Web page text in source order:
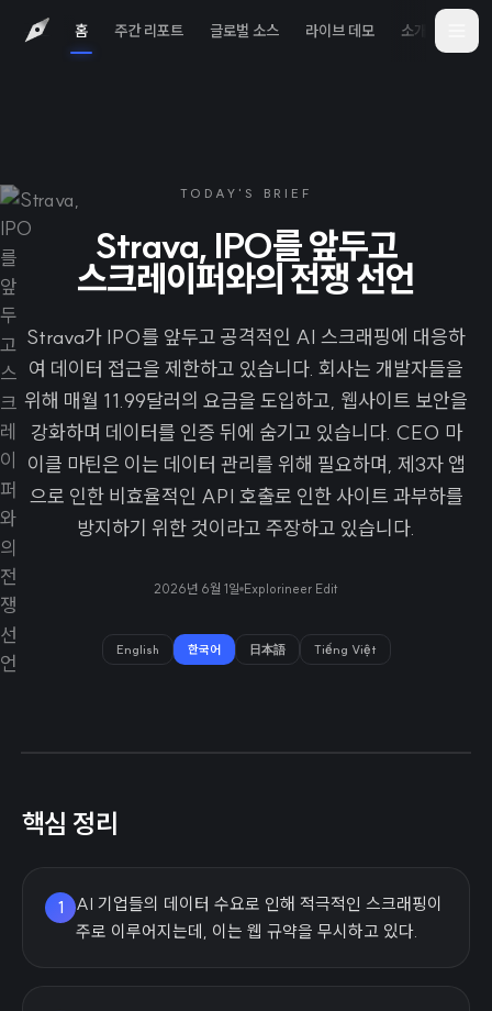
홈 주간 리포트 글로벌 소스 라이브 데모 소개
TODAY'S BRIEF
Strava, IPO를 앞두고
스크레이퍼와의 전쟁 선언
Strava가 IPO를 앞두고 공격적인 AI 스크래핑에 대응하
여 데이터 접근을 제한하고 있습니다. 회사는 개발자들을
위해 매월 11.99달러의 요금을 도입하고, 웹사이트 보안을
강화하며 데이터를 인증 뒤에 숨기고 있습니다. CEO 마
이클 마틴은 이는 데이터 관리를 위해 필요하며, 제3자 앱
으로 인한 비효율적인 API 호출로 인한 사이트 과부하를
방지하기 위한 것이라고 주장하고 있습니다.
2026년 6월 1일 Explorineer Edit
English 한국어 日本語 Tiếng Việt
핵심 정리
1
AI 기업들의 데이터 수요로 인해 적극적인 스크래핑이
주로 이루어지는데, 이는 웹 규약을 무시하고 있다.